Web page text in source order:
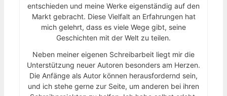
entschieden und meine Werke eigenständig auf den
Markt gebracht. Diese Vielfalt an Erfahrungen hat
mich gelehrt, dass es viele Wege gibt, seine
Geschichten mit der Welt zu teilen.
Neben meiner eigenen Schreibarbeit liegt mir die
Unterstützung neuer Autoren besonders am Herzen.
Die Anfänge als Autor können herausfordernd sein,
und ich stehe gerne zur Seite, um anderen bei ihren